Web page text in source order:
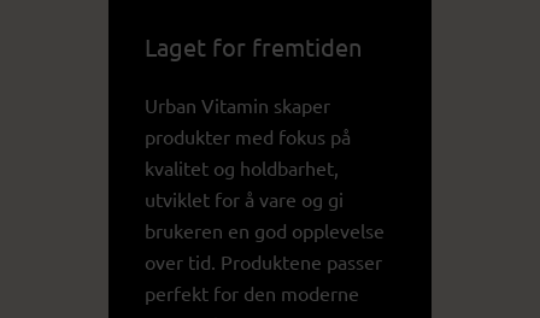
Laget for fremtiden
Urban Vitamin skaper
produkter med fokus på
kvalitet og holdbarhet,
utviklet for å vare og gi
brukeren en god opplevelse
over tid. Produktene passer
perfekt for den moderne